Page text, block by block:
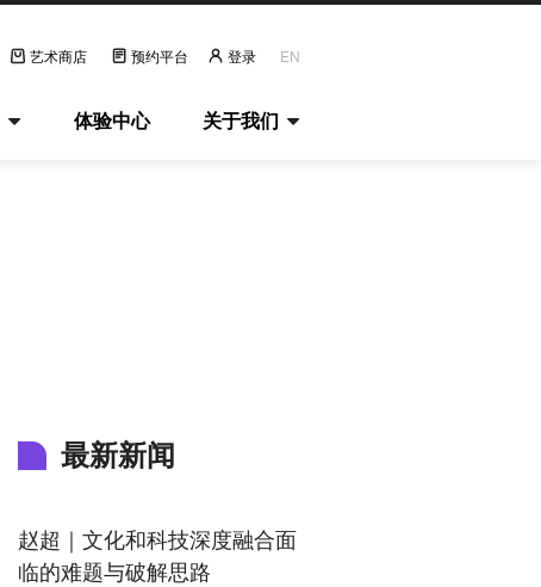
EN
艺术商店 预约平台 登录
体验中心 关于我们
最新新闻
赵超｜文化和科技深度融合面
临的难题与破解思路